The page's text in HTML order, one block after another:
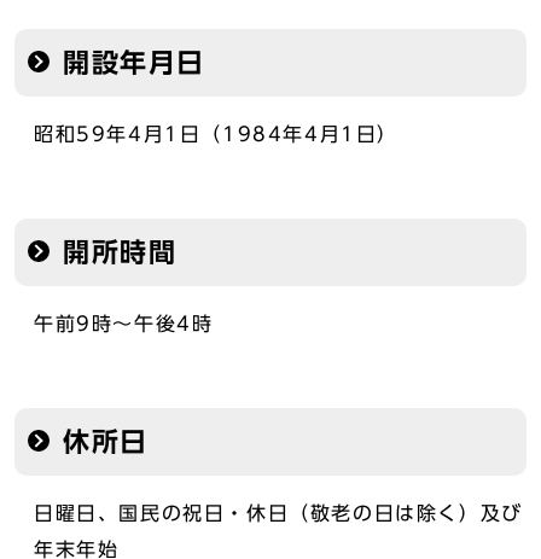
開設年月日
昭和59年4月1日（1984年4月1日）
開所時間
午前9時～午後4時
休所日
日曜日、国民の祝日・休日（敬老の日は除く）及び
年末年始